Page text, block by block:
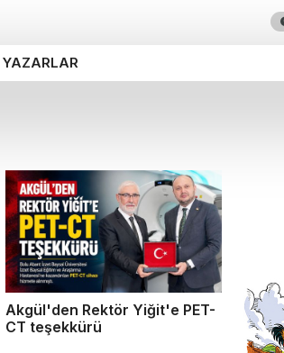
YAZARLAR
Akgül'den Rektör Yiğit'e PET-
CT teşekkürü